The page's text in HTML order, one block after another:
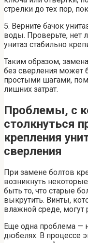
стрелки до тех пор,
5. Верните бачок
воды. Проверьте, нет
унитаз стабильно
Таким образом,
без сверления может
простыми шагами,
лишних затрат.
Проблемы, с
столкнуться
крепления
сверления
При замене болтов
возникнуть
быть то, что старые
выкрутить. Винты,
влажной среде, могут
Еще одна проблема —
дюбелях. В процессе